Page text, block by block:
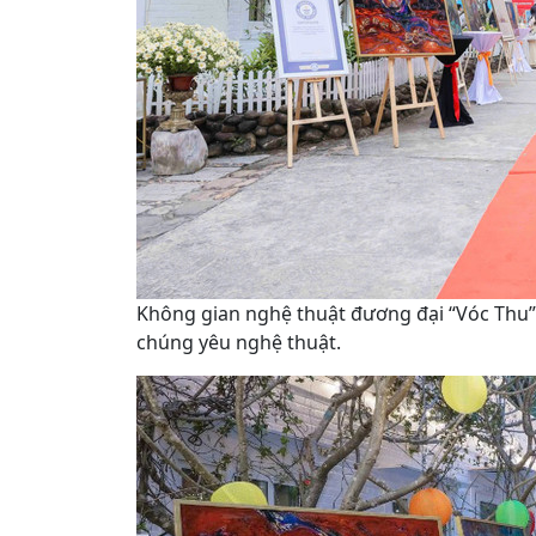
Không gian nghệ thuật đương đại “Vóc
chúng yêu nghệ thuật.